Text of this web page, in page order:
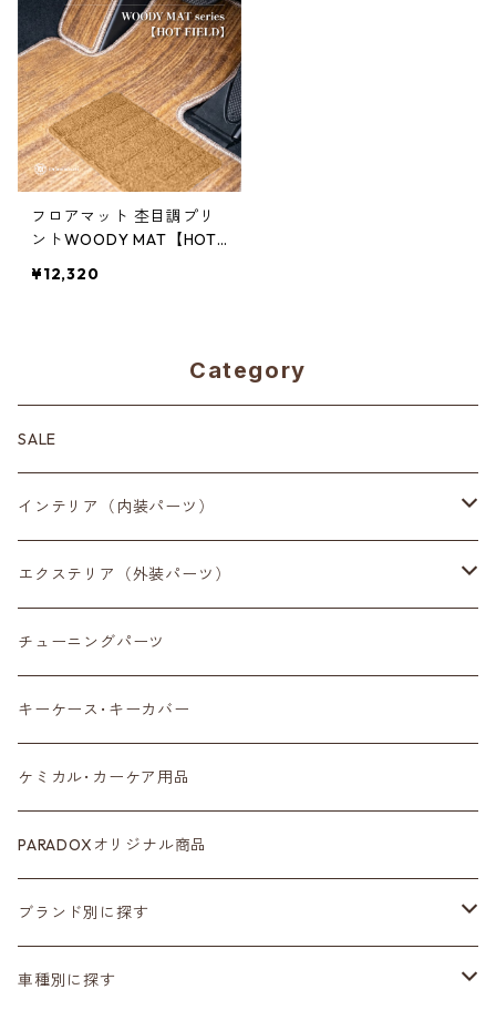
フロアマット 杢目調プリ
ントWOODY MAT【HOT
¥12,320
Category
SALE
インテリア（内装パーツ）
収納小物
スマートフォン
センターディスプレイ
ルームミラー
カラーシートベルト
カーボン
ステアリング
エクステリア（外装パーツ）
サイドミラー
アンテナ
タイヤ
ホイール
サスペンション･車高調
ヘッドランプ
チューニングパーツ
キーケース･キーカバー
ケミカル･カーケア用品
PARADOXオリジナル商品
ブランド別に探す
Adam’ｓ Polishes
車種別に探す